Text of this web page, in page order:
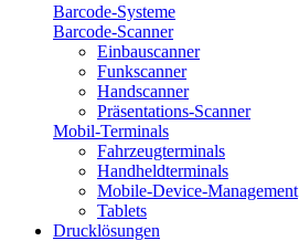
Barcode-Systeme
Barcode-Scanner
Einbauscanner
Funkscanner
Handscanner
Präsentations-Scanner
Mobil-Terminals
Fahrzeugterminals
Handheldterminals
Mobile-Device-Management
Tablets
Drucklösungen